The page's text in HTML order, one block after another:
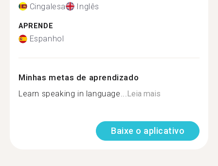
Cingalesa Inglês
APRENDE
Espanhol
Minhas metas de aprendizado
Learn speaking in language...Leia mais
Baixe o aplicativo